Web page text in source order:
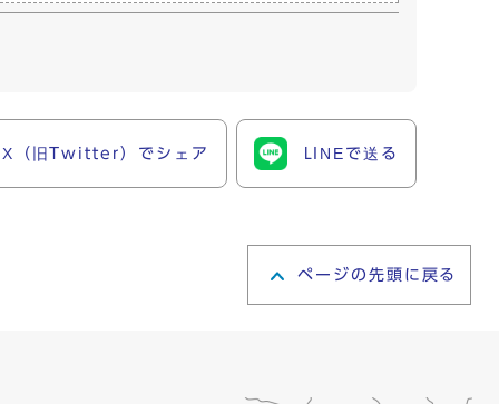
X（旧Twitter）でシェア LINEで送る
ページの先頭に戻る